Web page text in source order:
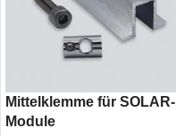
Mittelklemme für SOLAR-
Module